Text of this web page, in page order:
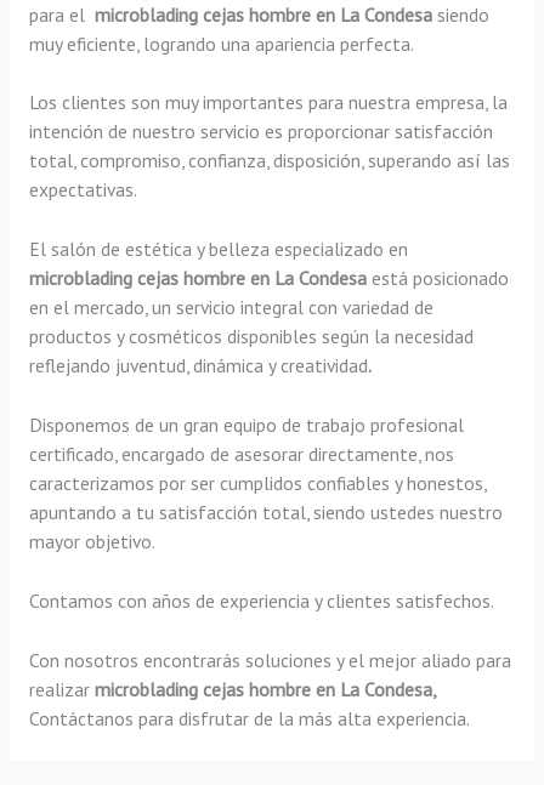
para el microblading cejas hombre en La Condesasiendo
muy eficiente, logrando una apariencia perfecta.
Los clientes son muy importantes para nuestra empresa, la
intención de nuestro servicio es proporcionar satisfacción
total, compromiso, confianza, disposición, superando así las
expectativas.
El salón de estética y belleza especializado en
microblading cejas hombre en La Condesaestá posicionado
en el mercado, un servicio integral con variedad de
productos y cosméticos disponibles según la necesidad
reflejando juventud, dinámica y creatividad.
Disponemos de un gran equipo de trabajo profesional
certificado, encargado de asesorar directamente, nos
caracterizamos por ser cumplidos confiables y honestos,
apuntando a tu satisfacción total, siendo ustedes nuestro
mayor objetivo.
Contamos con años de experiencia y clientes satisfechos.
Con nosotros encontrarás soluciones y el mejor aliado para
realizar microblading cejas hombre en La Condesa,
Contáctanos para disfrutar de la más alta experiencia.